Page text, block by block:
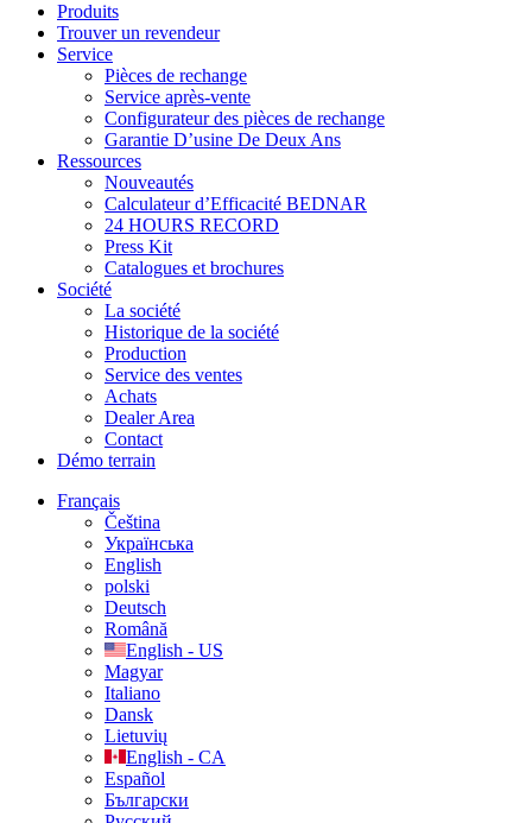
Produits
Trouver un revendeur
Service
Pièces de rechange
Service après-vente
Configurateur des pièces de rechange
Garantie D’usine De Deux Ans
Ressources
Nouveautés
Calculateur d’Efficacité BEDNAR
24 HOURS RECORD
Press Kit
Catalogues et brochures
Société
La société
Historique de la société
Production
Service des ventes
Achats
Dealer Area
Contact
Démo terrain
Français
Čeština
Українська
English
polski
Deutsch
Română
English - US
Magyar
Italiano
Dansk
Lietuvių
English - CA
Español
Български